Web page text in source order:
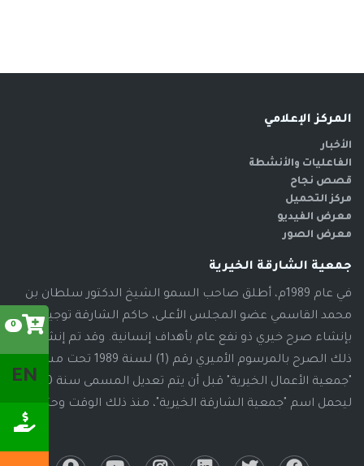
0
EN
المركز الإعلامي
الأخبار
الفاعليات والأنشطة
قصص نجاح
مركز التحميل
معرض الفيديو
معرض الصور
جمعية الشارقة الخيرية
في عام 1989م، أطلق صاحب السمو الشيخ الدكتور سلطان بن
محمد القاسمي عضو المجلس الأعلى، حاكم الشارقة توجيهاته
بإنشاء صرح خيري ذو نفع عام بأهداف إنسانية. وقد تم إنشاء
ذلك الصرح بالمرسوم الأميري رقم (1) لسنة 1989 تحت مسمى
"جمعية الأعمال الخيرية" قبل أن يتم تعديل المسمى سنة 2000م،
ليحمل اسم "جمعية الشارقة الخيرية"، منذ ذلك الوقت وحتى الآن